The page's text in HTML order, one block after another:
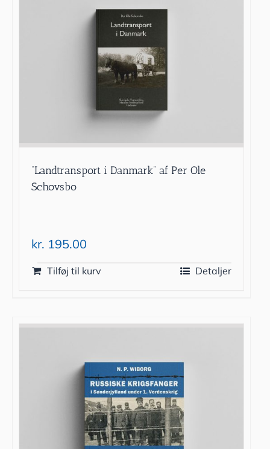
“Landtransport i Danmark” af Per Ole
Schovsbo
kr. 195.00
Tilføj til kurv Detaljer